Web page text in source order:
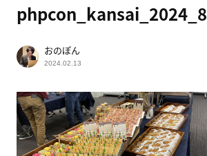
phpcon_kansai_2024_8
おのぽん
2024.02.13